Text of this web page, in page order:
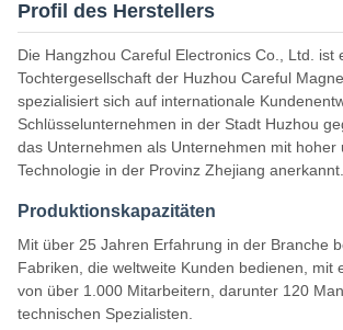
Profil des Herstellers
Die Hangzhou Careful Electronics Co., Ltd. ist
Tochtergesellschaft der Huzhou Careful
spezialisiert sich auf internationale
Schlüsselunternehmen in der Stadt Huzhou
das Unternehmen als Unternehmen mit hoher
Technologie in der Provinz Zhejiang anerkannt.
Produktionskapazitäten
Mit über 25 Jahren Erfahrung in der Branche
Fabriken, die weltweite Kunden bedienen, mit
von über 1.000 Mitarbeitern, darunter 120
technischen Spezialisten.